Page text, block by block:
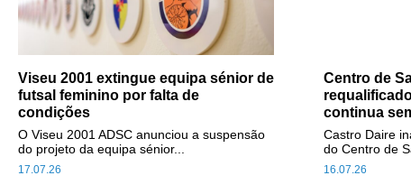
Viseu 2001 extingue equipa sénior de
futsal feminino por falta de
condições
17.07.26
O Viseu 2001 ADSC anunciou a suspensão
do projeto da equipa sénior...
Centro de
continua
16.07.26
Castro Daire
do Centro de